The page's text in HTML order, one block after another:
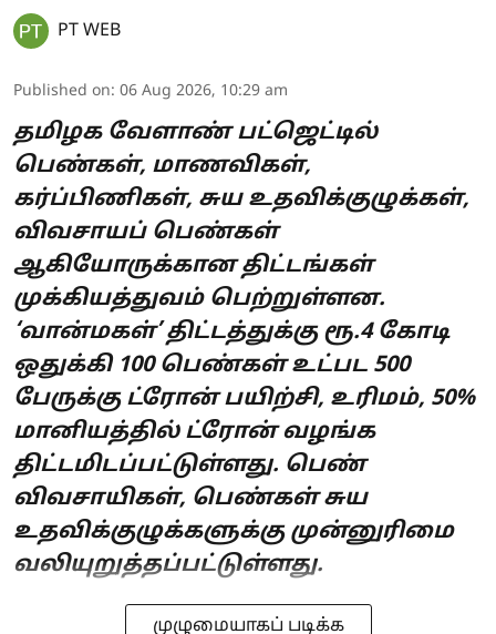
PT WEB
Published on: 06 Aug 2026, 10:29 am
தமிழக வேளாண் பட்ஜெட்டில்
பெண்கள், மாணவிகள்,
கர்ப்பிணிகள், சுய உதவிக்குழுக்கள்,
விவசாயப் பெண்கள்
ஆகியோருக்கான திட்டங்கள்
முக்கியத்துவம் பெற்றுள்ளன.
‘வான்மகள்’ திட்டத்துக்கு ரூ.4 கோடி
ஒதுக்கி 100 பெண்கள் உட்பட 500
பேருக்கு ட்ரோன் பயிற்சி, உரிமம், 50%
மானியத்தில் ட்ரோன் வழங்க
திட்டமிடப்பட்டுள்ளது. பெண்
விவசாயிகள், பெண்கள் சுய
உதவிக்குழுக்களுக்கு முன்னுரிமை
வலியுறுத்தப்பட்டுள்ளது.
முழுமையாகப் படிக்க